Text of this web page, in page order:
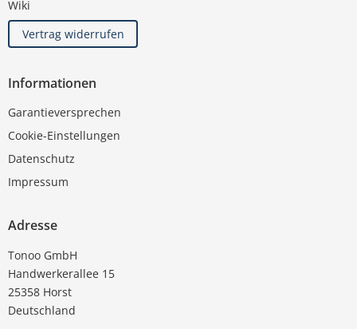
Wiki
Vertrag widerrufen
Informationen
Garantieversprechen
Cookie-Einstellungen
Datenschutz
Impressum
Adresse
Tonoo GmbH
Handwerkerallee 15
25358 Horst
Deutschland